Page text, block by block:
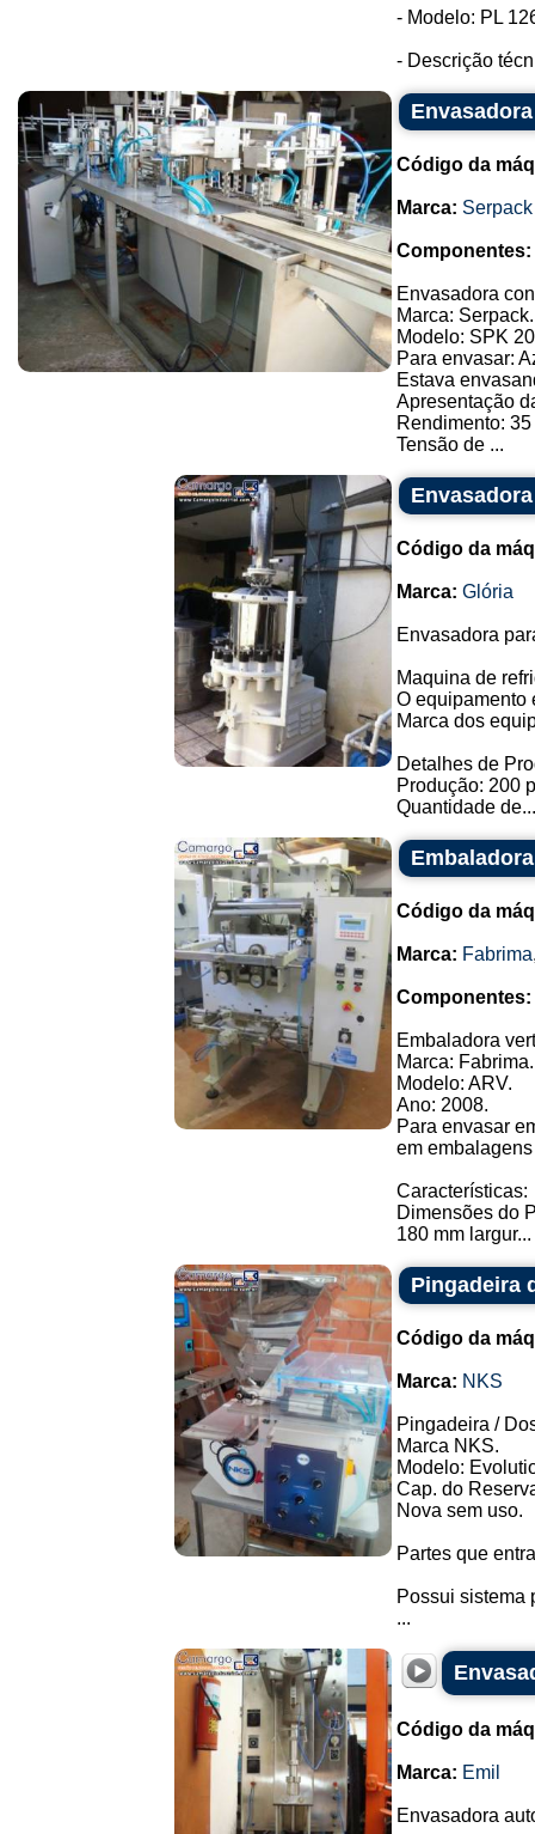
- Modelo: PL
- Descrição
Código da
Marca: Serpack
Componentes:
Envasadora
Marca: Serpack.
Modelo: SPK
Para envasar:
Estava
Apresentação
Rendimento:
Tensão de ...
Código da
Marca: Glória
Envasadora
Maquina de
O equipamento
Marca dos
Detalhes de
Produção: 200
Quantidade de...
Código da
Marca: Fabrima
Componentes:
Embaladora
Marca: Fabrima.
Modelo: ARV.
Ano: 2008.
Para envasar
em
Características:
Dimensões do
180 mm largur...
Pingadeira
Código da
Marca: NKS
Pingadeira /
Marca NKS.
Modelo:
Cap. do
Nova sem uso.
Partes que
Possui sistema
...
Código da
Marca: Emil
Envasadora